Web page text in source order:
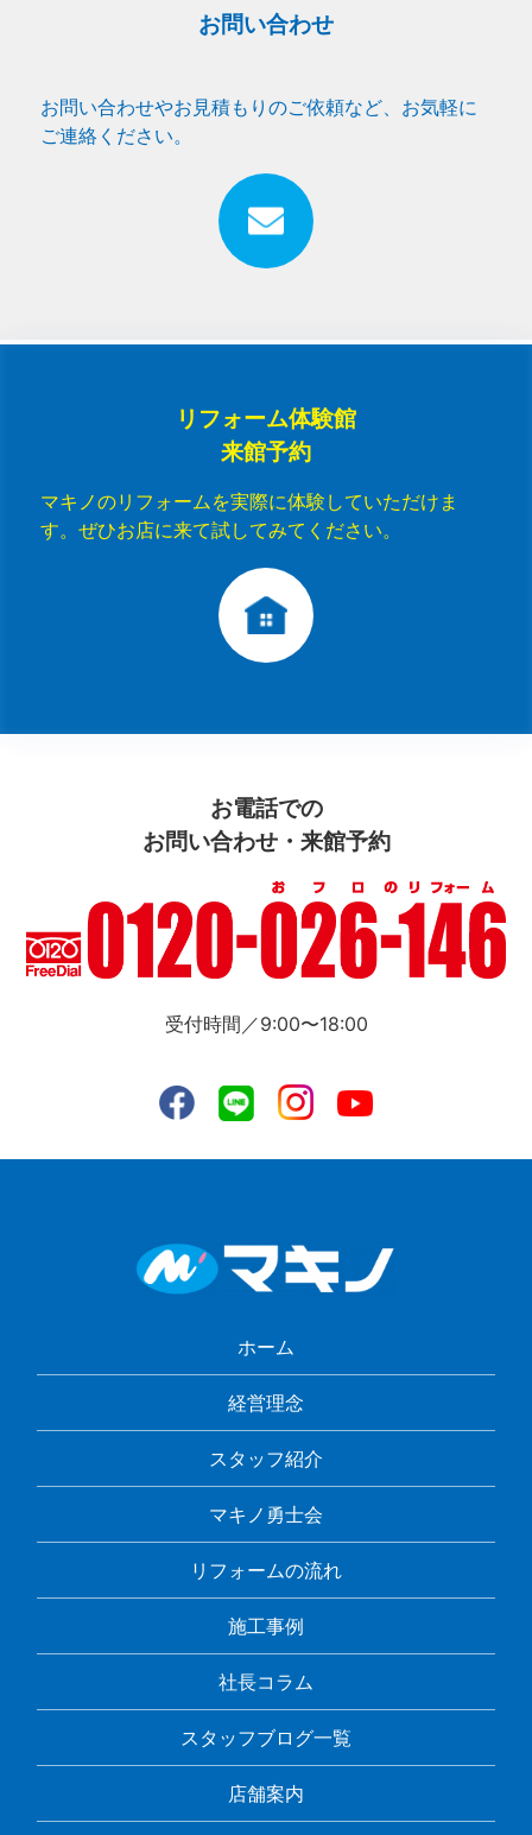
お問い合わせ
お問い合わせやお見積もりのご依頼など、お気軽に
ご連絡ください。
リフォーム体験館
来館予約
マキノのリフォームを実際に体験していただけま
す。ぜひお店に来て試してみてください。
お電話での
お問い合わせ・来館予約
受付時間／9:00〜18:00
ホーム
経営理念
スタッフ紹介
マキノ勇士会
リフォームの流れ
施工事例
社長コラム
スタッフブログ一覧
店舗案内